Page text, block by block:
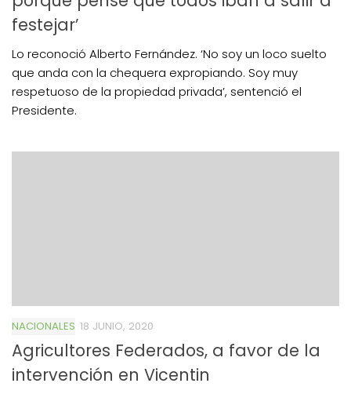
festejar’
Lo reconoció Alberto Fernández. ‘No soy un loco suelto
que anda con la chequera expropiando. Soy muy
respetuoso de la propiedad privada’, sentenció el
Presidente.
NACIONALES 18 JUNIO, 2020
Agricultores Federados, a favor de la
intervención en Vicentin